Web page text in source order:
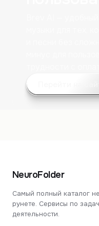
NeuroFolder
Самый полный каталог
рунете. Сервисы по
деятельности.